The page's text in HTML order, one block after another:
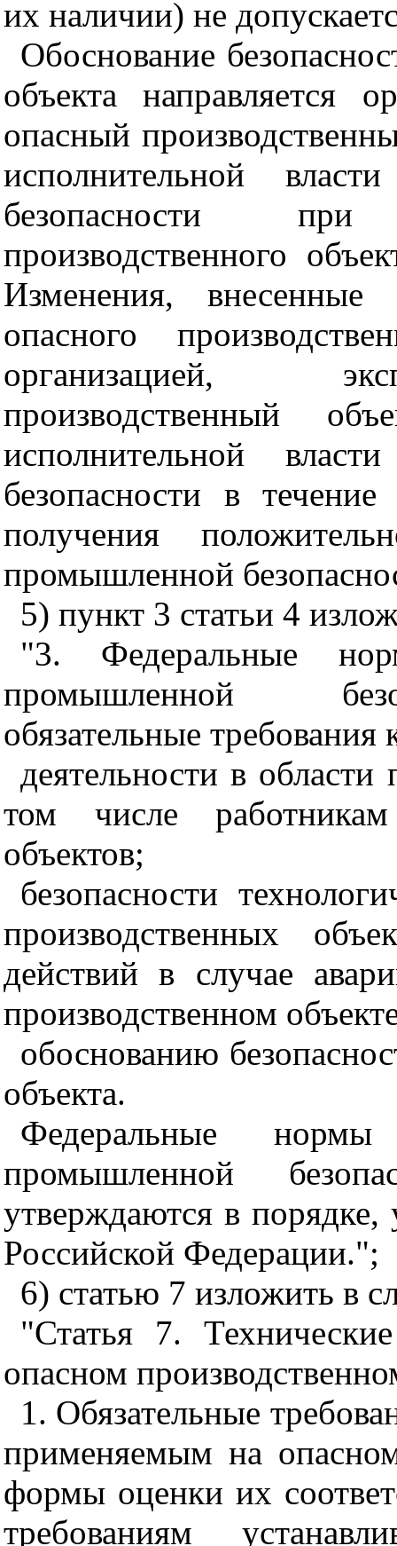
их наличии) не
Обоснование
объекта направляется
опасный
исполнительной
безопасности при
производственного
Изменения, внесенные
опасного
организацией,
производственный
исполнительной
безопасности в
получения
промышленной
5) пункт 3 статьи 4
"3. Федеральные
промышленной
обязательные требования
деятельности в
том числе
объектов;
безопасности
производственных
действий в случае
производственном
обоснованию
объекта.
Федеральные
промышленной
утверждаются в порядке,
Российской Федерации.";
6) статью 7 изложить в
"Статья 7.
опасном
1. Обязательные
применяемым на
формы оценки их
требованиям